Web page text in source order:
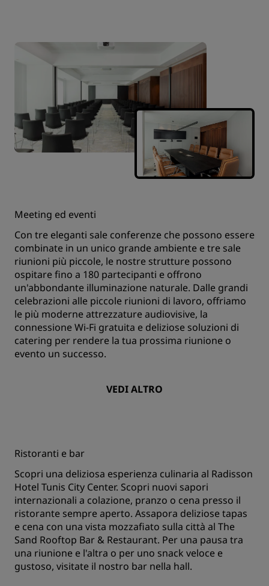
Meeting ed eventi
Con tre eleganti sale conferenze che possono essere
combinate in un unico grande ambiente e tre sale
riunioni più piccole, le nostre strutture possono
ospitare fino a 180 partecipanti e offrono
un'abbondante illuminazione naturale. Dalle grandi
celebrazioni alle piccole riunioni di lavoro, offriamo
le più moderne attrezzature audiovisive, la
connessione Wi-Fi gratuita e deliziose soluzioni di
catering per rendere la tua prossima riunione o
evento un successo.
VEDI ALTRO
Ristoranti e bar
Scopri una deliziosa esperienza culinaria al Radisson
Hotel Tunis City Center. Scopri nuovi sapori
internazionali a colazione, pranzo o cena presso il
ristorante sempre aperto. Assapora deliziose tapas
e cena con una vista mozzafiato sulla città al The
Sand Rooftop Bar & Restaurant. Per una pausa tra
una riunione e l'altra o per uno snack veloce e
gustoso, visitate il nostro bar nella hall.